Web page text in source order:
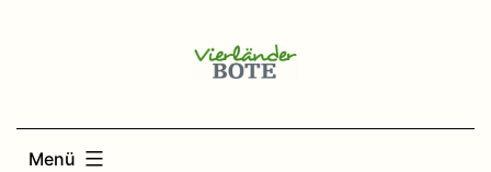
Menü